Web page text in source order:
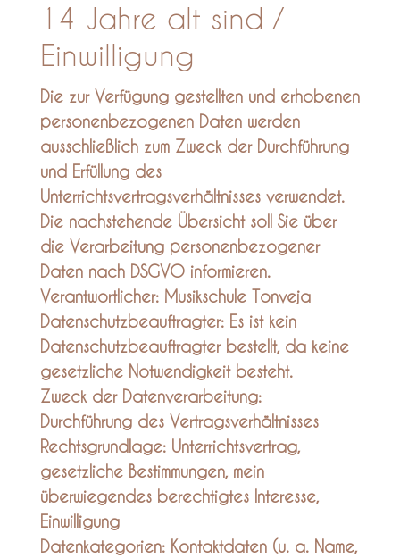
14 Jahre alt sind /
Einwilligung
Die zur Verfügung gestellten und erhobenen
personenbezogenen Daten werden
ausschließlich zum Zweck der Durchführung
und Erfüllung des
Unterrichtsvertragsverhältnisses verwendet.
Die nachstehende Übersicht soll Sie über
die Verarbeitung personenbezogener
Daten nach DSGVO informieren.
Verantwortlicher: Musikschule Tonveja
Datenschutzbeauftragter: Es ist kein
Datenschutzbeauftragter bestellt, da keine
gesetzliche Notwendigkeit besteht.
Zweck der Datenverarbeitung:
Durchführung des Vertragsverhältnisses
Rechtsgrundlage: Unterrichtsvertrag,
gesetzliche Bestimmungen, mein
überwiegendes berechtigtes Interesse,
Einwilligung
Datenkategorien: Kontaktdaten (u. a. Name,